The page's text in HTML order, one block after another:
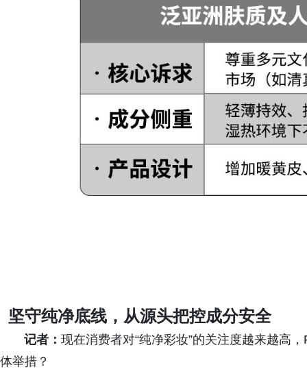
坚守纯净底线，从源头把控成分安全
记者： 现在消费者对“纯净彩妆”的关注度越来越高
体举措？